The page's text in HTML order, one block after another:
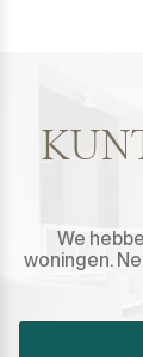
Valle
Jimena
Tarifa
We
woningen.